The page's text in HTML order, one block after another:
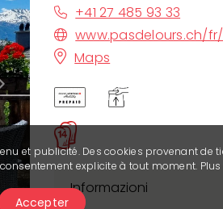
+41 27 485 93 33
www.pasdelours.ch/
Maps
Informazioni
et publicité. Des cookies provenant de
explicite à tout moment.
Accepter